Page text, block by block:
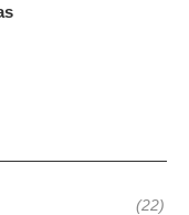
(22)